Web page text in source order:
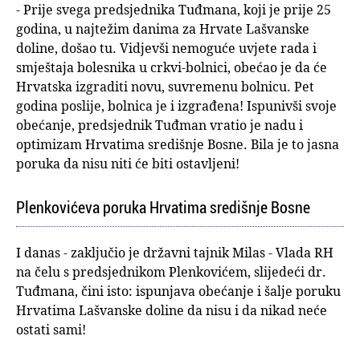
- Prije svega predsjednika Tuđmana, koji je prije 25
godina, u najtežim danima za Hrvate Lašvanske
doline, došao tu. Vidjevši nemoguće uvjete rada i
smještaja bolesnika u crkvi-bolnici, obećao je da će
Hrvatska izgraditi novu, suvremenu bolnicu. Pet
godina poslije, bolnica je i izgrađena! Ispunivši svoje
obećanje, predsjednik Tuđman vratio je nadu i
optimizam Hrvatima središnje Bosne. Bila je to jasna
poruka da nisu niti će biti ostavljeni!
Plenkovićeva poruka Hrvatima središnje Bosne
I danas - zaključio je državni tajnik Milas - Vlada RH
na čelu s predsjednikom Plenkovićem, slijedeći dr.
Tuđmana, čini isto: ispunjava obećanje i šalje poruku
Hrvatima Lašvanske doline da nisu i da nikad neće
ostati sami!